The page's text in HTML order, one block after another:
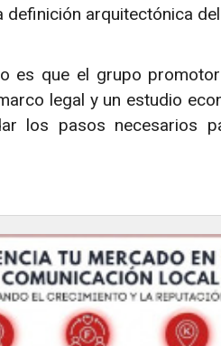
definición arquitectónica
es que el grupo
legal y un estudio
los pasos necesarios